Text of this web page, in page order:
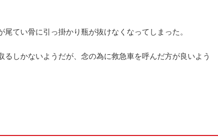
てい骨に引っ掛かり瓶が抜けなくなってしまった。
るしかないようだが、念の為に救急車を呼んだ方が良いよう